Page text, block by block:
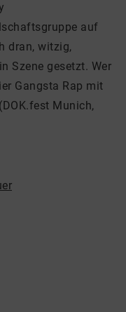
auf
dran, witzig,
Szene gesetzt. Wer
Gangsta Rap mit
Munich,